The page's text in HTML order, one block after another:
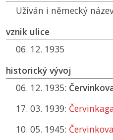
Užíván i německý
vznik ulice
06. 12. 1935
historický vývoj
06. 12. 1935:
17. 03. 1939:
10. 05. 1945: Červinkova